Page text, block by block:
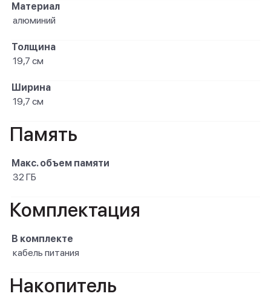
Материал
алюминий
Толщина
19,7 см
Ширина
19,7 см
Память
Макс. объем памяти
32 ГБ
Комплектация
В комплекте
кабель питания
Накопитель